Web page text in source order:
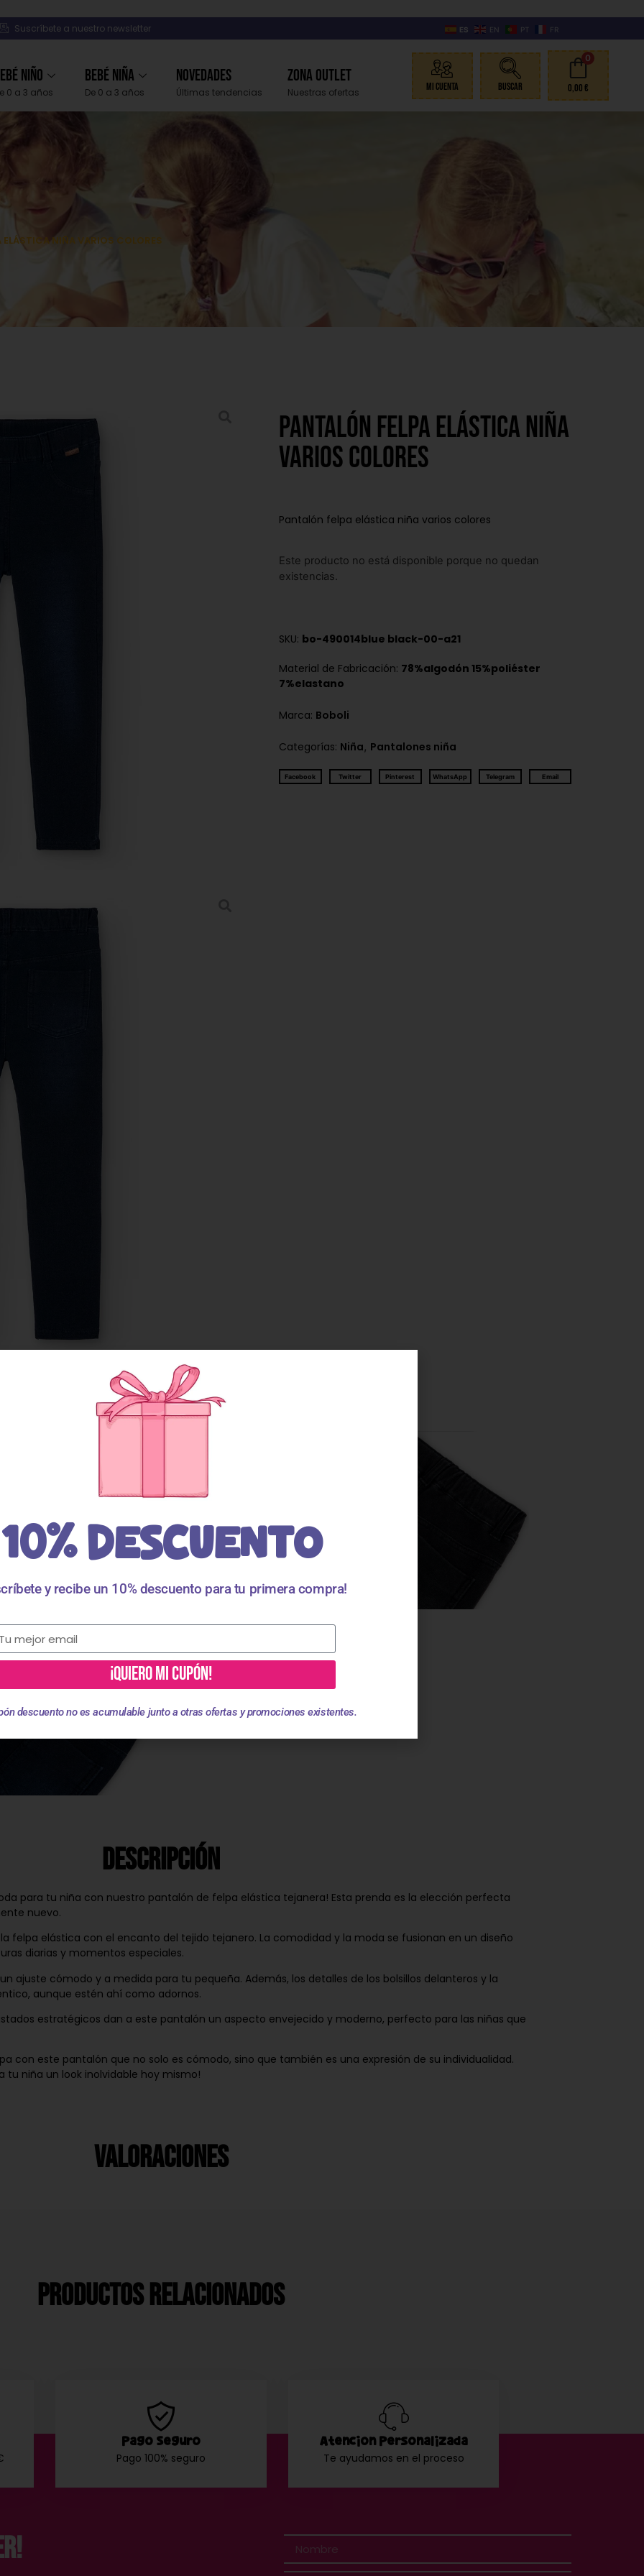
Suscríbete a nuestro newsletter ES EN PT FR
Niño
0 a 3 años
Bebé Niña
De 0 a 3 años
Novedades
Últimas tendencias
Zona Outlet
Nuestras ofertas Mi Cuenta Buscar
0
0,00€
NIÑA VARIOS COLORES
Pantalón felpa elástica niña
varios colores
Pantalón felpa elástica niña varios colores
Este producto no está disponible porque no quedan
existencias.
SKU: bo-490014blue black-00-a21
Material de Fabricación: 78%algodón 15%poliéster
7%elastano
Marca: Boboli
Categorías: Niña, Pantalones niña
Facebook Twitter Pinterest WhatsApp Telegram Email
Descripción
para tu niña con nuestro pantalón de felpa elástica tejanera! Esta prenda es la elección perfecta
nuevo.
felpa elástica con el encanto del tejido tejanero. La comodidad y la moda se fusionan en un diseño
diarias y momentos especiales.
ajuste cómodo y a medida para tu pequeña. Además, los detalles de los bolsillos delanteros y la
aunque estén ahí como adornos.
estratégicos dan a este pantalón un aspecto envejecido y moderno, perfecto para las niñas que
con este pantalón que no solo es cómodo, sino que también es una expresión de su individualidad.
tu niña un look inolvidable hoy mismo!
Valoraciones
Productos Relacionados
Pago Seguro
Pago 100% seguro
Atención Personalizada
Te ayudamos en el proceso
10% DESCUENTO
y recibe un 10% descuento para tu primera compra!
¡QUIERO MI CUPÓN!
descuento no es acumulable junto a otras ofertas y promociones existentes.